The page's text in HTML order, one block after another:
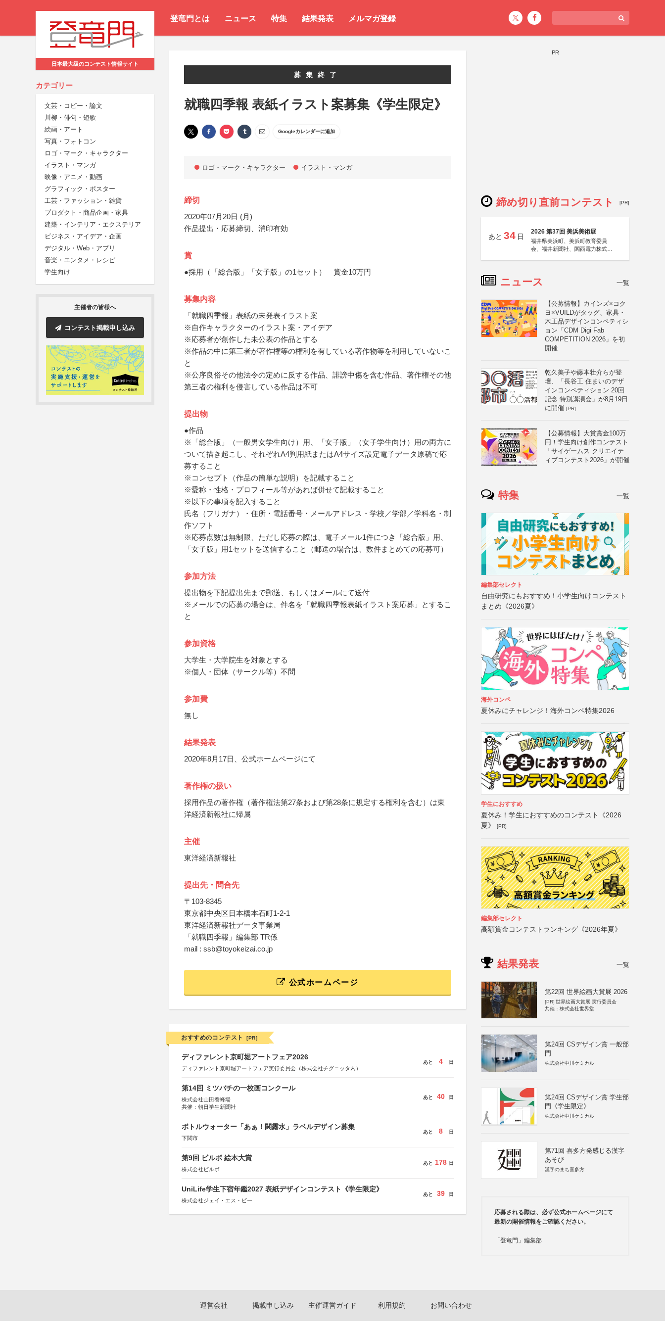
登竜門とは ニュース 特集 結果発表 メルマガ登録
日本最大級のコンテスト情報サイト
カテゴリー
文芸・コピー・論文
川柳・俳句・短歌
絵画・アート
写真・フォトコン
ロゴ・マーク・キャラクター
イラスト・マンガ
映像・アニメ・動画
グラフィック・ポスター
工芸・ファッション・雑貨
プロダクト・商品企画・家具
建築・インテリア・エクステリア
ビジネス・アイデア・企画
デジタル・Web・アプリ
音楽・エンタメ・レシピ
学生向け
主催者の皆様へ
コンテスト掲載申し込み
募集終了
就職四季報 表紙イラスト案募集《学生限定》
Googleカレンダーに追加
ロゴ・マーク・キャラクター イラスト・マンガ
締切
2020年07月20日 (月)
作品提出・応募締切、消印有効
賞
●採用（「総合版」「女子版」の1セット） 賞金10万円
募集内容
「就職四季報」表紙の未発表イラスト案
※自作キャラクターのイラスト案・アイデア
※応募者が創作した未公表の作品とする
※作品の中に第三者が著作権等の権利を有している著作物等を利用していないこ
と
※公序良俗その他法令の定めに反する作品、誹謗中傷を含む作品、著作権その他
第三者の権利を侵害している作品は不可
提出物
●作品
※「総合版」（一般男女学生向け）用、「女子版」（女子学生向け）用の両方に
ついて描き起こし、それぞれA4判用紙またはA4サイズ設定電子データ原稿で応
募すること
※コンセプト（作品の簡単な説明）を記載すること
※愛称・性格・プロフィール等があれば併せて記載すること
※以下の事項を記入すること
氏名（フリガナ）・住所・電話番号・メールアドレス・学校／学部／学科名・制
作ソフト
※応募点数は無制限、ただし応募の際は、電子メール1件につき「総合版」用、
「女子版」用1セットを送信すること（郵送の場合は、数件まとめての応募可）
参加方法
提出物を下記提出先まで郵送、もしくはメールにて送付
※メールでの応募の場合は、件名を「就職四季報表紙イラスト案応募」とするこ
と
参加資格
大学生・大学院生を対象とする
※個人・団体（サークル等）不問
参加費
無し
結果発表
2020年8月17日、公式ホームページにて
著作権の扱い
採用作品の著作権（著作権法第27条および第28条に規定する権利を含む）は東
洋経済新報社に帰属
主催
東洋経済新報社
提出先・問合先
〒103-8345
東京都中央区日本橋本石町1-2-1
東洋経済新報社データ事業局
「就職四季報」編集部 TR係
mail : ssb@toyokeizai.co.jp
公式ホームページ
おすすめのコンテスト [PR]
ディファレント京町堀アートフェア2026
ディファレント京町堀アートフェア実行委員会（株式会社チグニッタ内）
あと 4 日
第14回 ミツバチの一枚画コンクール
株式会社山田養蜂場
共催：朝日学生新聞社
あと 40 日
ボトルウォーター「あぁ！関露水」ラベルデザイン募集
下関市
あと 8 日
第9回 ビルボ 絵本大賞
株式会社ビルボ
あと 178 日
UniLife学生下宿年鑑2027 表紙デザインコンテスト《学生限定》
株式会社ジェイ・エス・ビー
あと 39 日
PR
締め切り直前コンテスト [PR]
あと 34 日
2026 第37回 美浜美術展
福井県美浜町、美浜町教育委員
会、福井新聞社、関西電力株式会
ニュース 一覧
【公募情報】カインズ×コク
ヨ×VUILDがタッグ、家具・
木工品デザインコンペティシ
ョン「CDM Digi Fab
COMPETITION 2026」を初
開催
乾久美子や藤本壮介らが登
壇、「長谷工 住まいのデザ
インコンペティション 20回
記念 特別講演会」が8月19日
に開催 [PR]
【公募情報】大賞賞金100万
円！学生向け創作コンテスト
「サイゲームス クリエイテ
ィブコンテスト2026」が開催
特集 一覧
編集部セレクト
自由研究にもおすすめ！小学生向けコンテスト
まとめ《2026夏》
海外コンペ
夏休みにチャレンジ！海外コンペ特集2026
学生におすすめ
夏休み！学生におすすめのコンテスト《2026
夏》
[PR]
編集部セレクト
高額賞金コンテストランキング《2026年夏》
結果発表 一覧
第22回 世界絵画大賞展 2026
[PR] 世界絵画大賞展 実行委員会
共催：株式会社世界堂
第24回 CSデザイン賞 一般部
門
株式会社中川ケミカル
第24回 CSデザイン賞 学生部
門《学生限定》
株式会社中川ケミカル
第71回 喜多方発感じる漢字
あそび
漢字のまち喜多方
応募される際は、必ず公式ホームページにて
最新の開催情報をご確認ください。
「登竜門」編集部
運営会社 掲載申し込み 主催運営ガイド 利用規約 お問い合わせ